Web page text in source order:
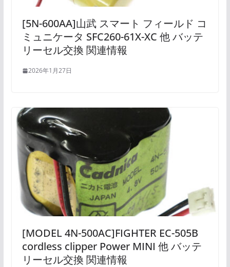
[5N-600AA]山武 スマート フィールド コ
ミュニケータ SFC260-61X-XC 他 バッテ
リーセル交換 関連情報
2026年1月27日
[MODEL 4N-500AC]FIGHTER EC-505B
cordless clipper Power MINI 他 バッテ
リーセル交換 関連情報